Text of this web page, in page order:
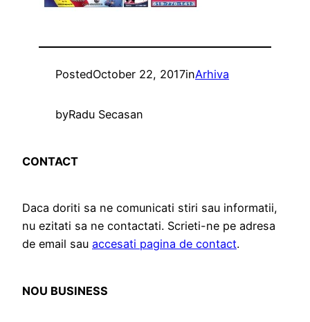
PostedOctober 22, 2017inArhiva
byRadu Secasan
CONTACT
Daca doriti sa ne comunicati stiri sau informatii,
nu ezitati sa ne contactati. Scrieti-ne pe adresa
de email sau accesati pagina de contact.
NOU BUSINESS